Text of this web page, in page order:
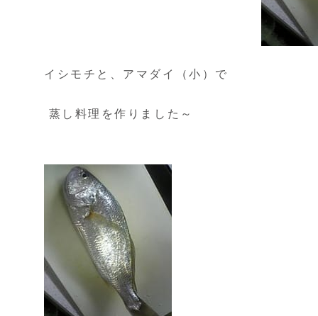
イシモチと、アマダイ（小）で
蒸し料理を作りました～